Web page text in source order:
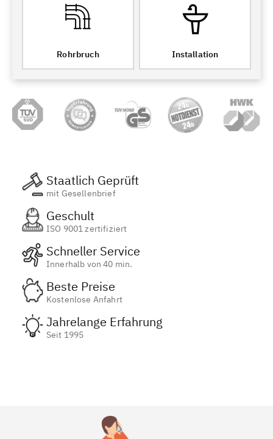
Rohrbruch Installation
Staatlich Geprüft
mit Gesellenbrief
Geschult
ISO 9001 zertifiziert
Schneller Service
Innerhalb von 40 min.
Beste Preise
Kostenlose Anfahrt
Jahrelange Erfahrung
Seit 1995